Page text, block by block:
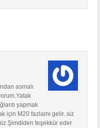
asmalı
yapmak
için M20 fazlamı gelir..siz
teşekkür eder